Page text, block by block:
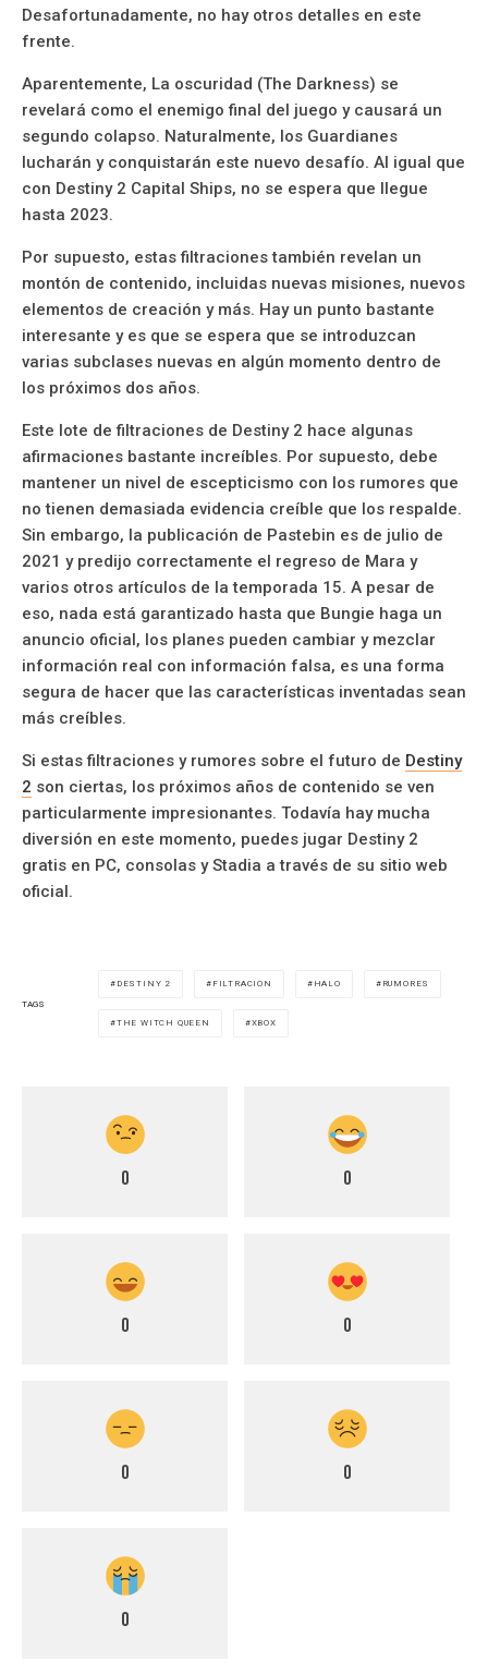
Desafortunadamente, no hay otros detalles en este
frente.
Aparentemente, La oscuridad (The Darkness) se
revelará como el enemigo final del juego y causará un
segundo colapso. Naturalmente, los Guardianes
lucharán y conquistarán este nuevo desafío. Al igual que
con Destiny 2 Capital Ships, no se espera que llegue
hasta 2023.
Por supuesto, estas filtraciones también revelan un
montón de contenido, incluidas nuevas misiones, nuevos
elementos de creación y más. Hay un punto bastante
interesante y es que se espera que se introduzcan
varias subclases nuevas en algún momento dentro de
los próximos dos años.
Este lote de filtraciones de Destiny 2 hace algunas
afirmaciones bastante increíbles. Por supuesto, debe
mantener un nivel de escepticismo con los rumores que
no tienen demasiada evidencia creíble que los respalde.
Sin embargo, la publicación de Pastebin es de julio de
2021 y predijo correctamente el regreso de Mara y
varios otros artículos de la temporada 15. A pesar de
eso, nada está garantizado hasta que Bungie haga un
anuncio oficial, los planes pueden cambiar y mezclar
información real con información falsa, es una forma
segura de hacer que las características inventadas sean
más creíbles.
Si estas filtraciones y rumores sobre el futuro de Destiny
2 son ciertas, los próximos años de contenido se ven
particularmente impresionantes. Todavía hay mucha
diversión en este momento, puedes jugar Destiny 2
gratis en PC, consolas y Stadia a través de su sitio web
oficial.
TAGS
DESTINY 2 FILTRACION HALO RUMORES
THE WITCH QUEEN XBOX
0 0
0 0
0 0
0